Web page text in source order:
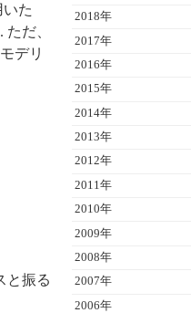
た
だ、
デリ
と振る
2018年
2017年
2016年
2015年
2014年
2013年
2012年
2011年
2010年
2009年
2008年
2007年
2006年